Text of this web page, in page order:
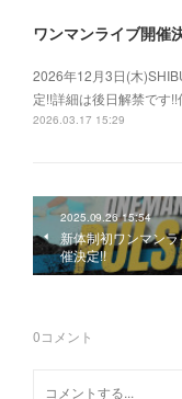
ワンマンライブ開催
2026年12月3日(木
定!!詳細は後日解禁です
2026.03.17 15:29
2025.09.26 15:54
新体制初ワンマン
催決定!!
0コメント